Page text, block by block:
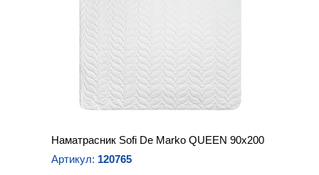
Наматрасник Sofi De Marko QUEEN 90х200
Артикул: 120765